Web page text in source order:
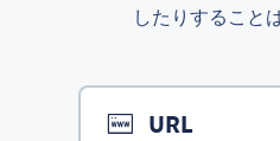
したりすること
URL